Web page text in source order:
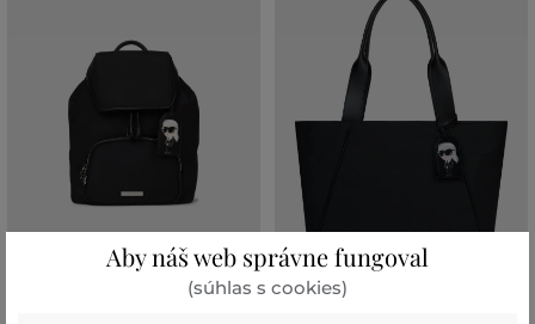
NOVINKA
Aby náš web správne fungoval
(súhlas s cookies)